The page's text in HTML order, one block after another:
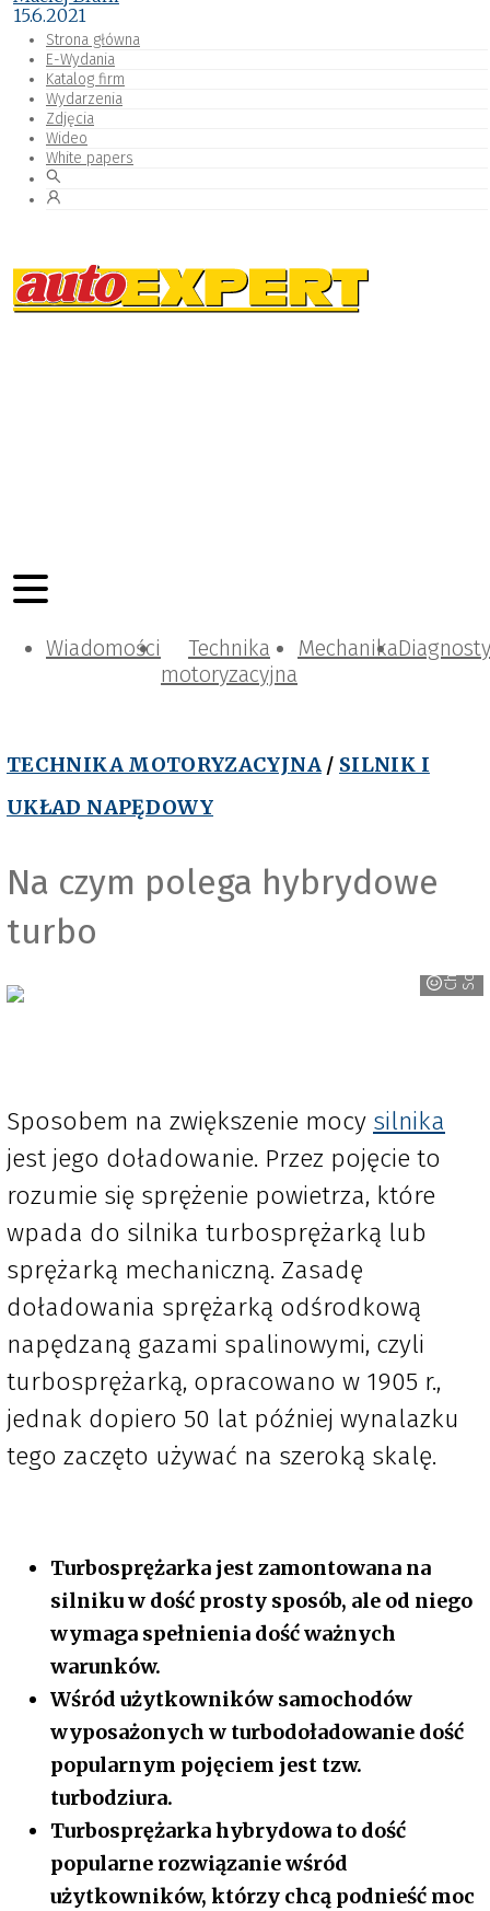
Strona główna
E-Wydania
Katalog firm
Wydarzenia
Zdjęcia
Wideo
White papers
Wiadomości
Technika
motoryzacyjna
Mechanika
TECHNIKA MOTORYZACYJNA / SILNIK I
UKŁAD NAPĘDOWY
Na czym polega hybrydowe
turbo
C
h
r
i
s
t
o
p
h
S
c
h
ü
t
z
/
P
i
x
a
b
a
15.6.2021
Sposobem na zwiększenie mocy silnika
jest jego doładowanie. Przez pojęcie to
rozumie się sprężenie powietrza, które
wpada do silnika turbosprężarką lub
sprężarką mechaniczną. Zasadę
doładowania sprężarką odśrodkową
napędzaną gazami spalinowymi, czyli
turbosprężarką, opracowano w 1905 r.,
jednak dopiero 50 lat później wynalazku
tego zaczęto używać na szeroką skalę.
Turbosprężarka jest zamontowana na
silniku w dość prosty sposób, ale od niego
wymaga spełnienia dość ważnych
warunków.
Wśród użytkowników samochodów
wyposażonych w turbodoładowanie dość
popularnym pojęciem jest tzw.
turbodziura.
Turbosprężarka hybrydowa to dość
popularne rozwiązanie wśród
użytkowników, którzy chcą podnieść moc